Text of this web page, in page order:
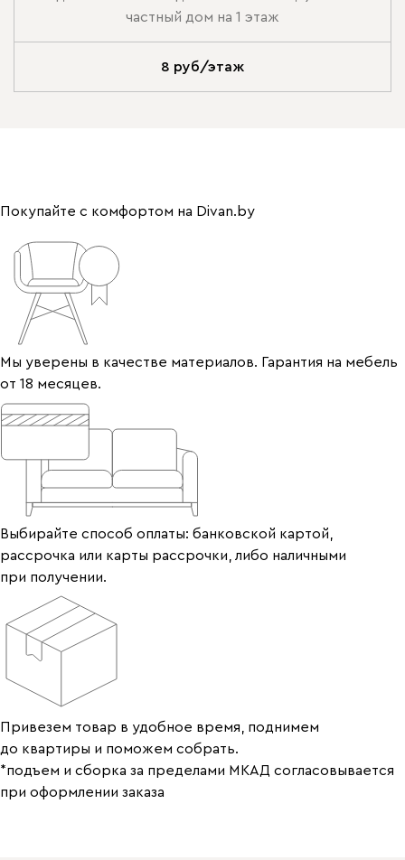
частный дом на 1 этаж
8 руб/этаж
Покупайте с комфортом на Divan.by
Мы уверены в качестве материалов. Гарантия на мебель
от 18 месяцев.
Выбирайте способ оплаты: банковской картой,
рассрочка или карты рассрочки, либо наличными
при получении.
Привезем товар в удобное время, поднимем
до квартиры и поможем собрать.
*подъем и сборка за пределами МКАД согласовывается
при оформлении заказа